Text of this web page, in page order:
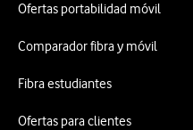
Ofertas portabilidad móvil
Comparador fibra y móvil
Fibra estudiantes
Ofertas para clientes